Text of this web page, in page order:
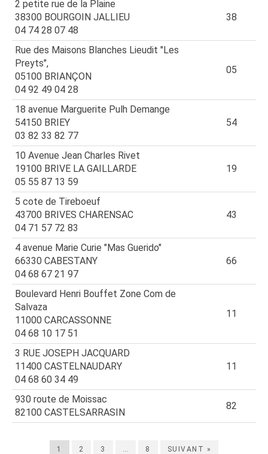
2 petite rue de la Plaine
38300 BOURGOIN JALLIEU
04 74 28 07 48
38
Rue des Maisons Blanches Lieudit "Les
Preyts",
05100 BRIANÇON
04 92 49 04 28
05
18 avenue Marguerite Pulh Demange
54150 BRIEY
03 82 33 82 77
54
10 Avenue Jean Charles Rivet
19100 BRIVE LA GAILLARDE
05 55 87 13 59
19
5 cote de Tireboeuf
43700 BRIVES CHARENSAC
04 71 57 72 83
43
4 avenue Marie Curie "Mas Guerido"
66330 CABESTANY
04 68 67 21 97
66
Boulevard Henri Bouffet Zone Com de
Salvaza
11000 CARCASSONNE
04 68 10 17 51
11
3 RUE JOSEPH JACQUARD
11400 CASTELNAUDARY
04 68 60 34 49
11
930 route de Moissac
82100 CASTELSARRASIN
82
1 2 3 … 8 SUIVANT »